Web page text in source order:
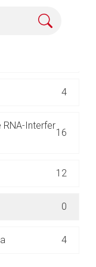
4
RNA-Interfer
16
12
0
4
externe Web-
Seite ist deren